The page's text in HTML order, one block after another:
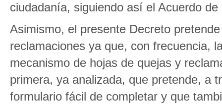
ciudadanía, siguiendo así el Acuerdo
Asimismo, el presente Decreto
reclamaciones ya que, con frecuencia,
mecanismo de hojas de quejas y
primera, ya analizada, que pretende, a
formulario fácil de completar y que